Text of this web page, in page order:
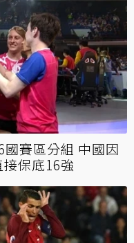
國賽區分組 中國因
接保底16強